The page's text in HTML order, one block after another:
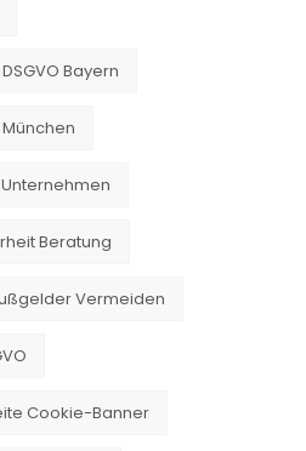
Bayern
Beratung
Vermeiden
Cookie-Banner